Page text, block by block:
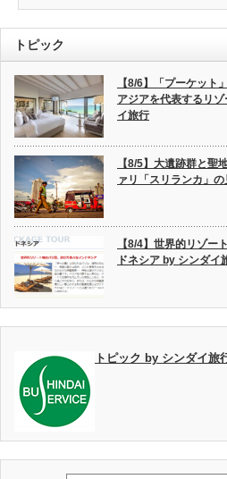
トピック
【8/6】「プーケット
アジアを代表するリ
イ旅行
【8/5】大遺跡群と聖
ァリ「スリランカ」
【8/4】世界的リゾー
ドネシア by シンダイ
トピック by シンダイ